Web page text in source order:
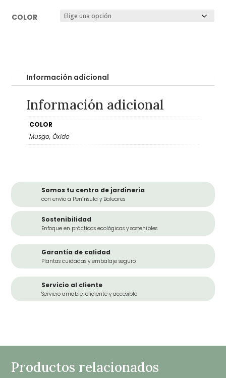
COLOR
Información adicional
Información adicional
COLOR
Musgo, Óxido
Somos tu centro de jardinería
con envío a Península y Baleares
Sostenibilidad
Enfoque en prácticas ecológicas y sostenibles
Garantía de calidad
Plantas cuidadas y embalaje seguro
Servicio al cliente
Servicio amable, eficiente y accesible
Productos relacionados